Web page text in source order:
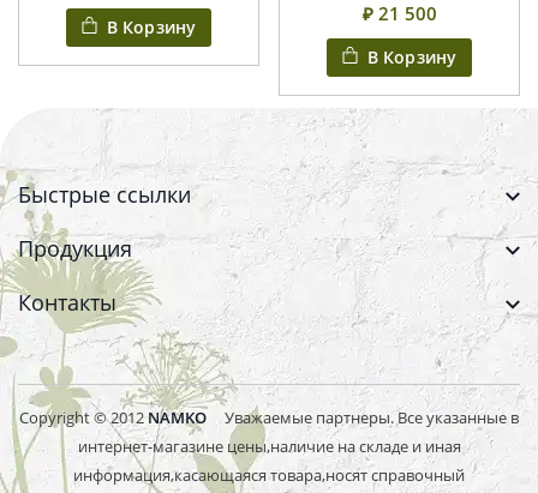
В Корзину
₽ 21 500
В Корзину
Быстрые ссылки
Продукция
Контакты
Copyright © 2012 NAMKO Уважаемые партнеры. Все указанные в
интернет-магазине цены,наличие на складе и иная
информация,касающаяся товара,носят справочный